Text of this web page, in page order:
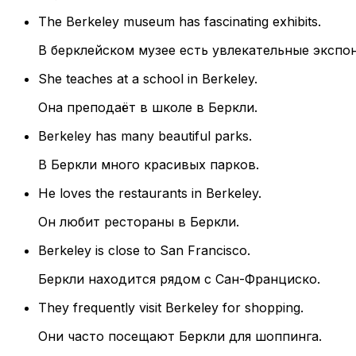
The Berkeley museum has fascinating exhibits.
В берклейском музее есть увлекательные
She teaches at a school in Berkeley.
Она преподаёт в школе в Беркли.
Berkeley has many beautiful parks.
В Беркли много красивых парков.
He loves the restaurants in Berkeley.
Он любит рестораны в Беркли.
Berkeley is close to San Francisco.
Беркли находится рядом с Сан-Франциско.
They frequently visit Berkeley for shopping.
Они часто посещают Беркли для шоппинга.